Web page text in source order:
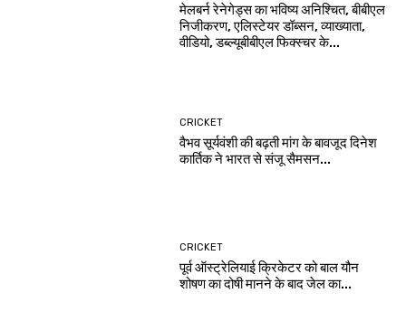
मेलबर्न रेनेगेड्स का भविष्य अनिश्चित, बीबीएल
निजीकरण, एलिस्टेयर डॉब्सन, व्याख्याता,
वीडियो, डब्ल्यूबीबीएल फिक्स्चर के...
CRICKET
वैभव सूर्यवंशी की बढ़ती मांग के बावजूद दिनेश
कार्तिक ने भारत से संजू सैमसन...
CRICKET
पूर्व ऑस्ट्रेलियाई क्रिकेटर को बाल यौन
शोषण का दोषी मानने के बाद जेल का...